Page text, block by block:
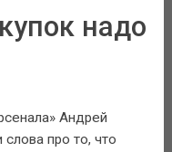
надо
Андрей
про то, что